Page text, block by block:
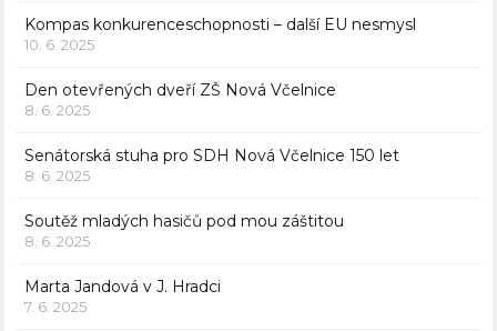
Kompas konkurenceschopnosti – další EU nesmysl
10. 6. 2025
Den otevřených dveří ZŠ Nová Včelnice
8. 6. 2025
Senátorská stuha pro SDH Nová Včelnice 150 let
8. 6. 2025
Soutěž mladých hasičů pod mou záštitou
8. 6. 2025
Marta Jandová v J. Hradci
7. 6. 2025